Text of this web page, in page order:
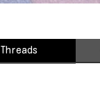
Threads